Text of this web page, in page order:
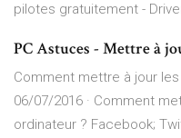
pilotes gratuitement -
PC Astuces - Mettre à
Comment mettre à jour
06/07/2016 · Comment
ordinateur ? Facebook;